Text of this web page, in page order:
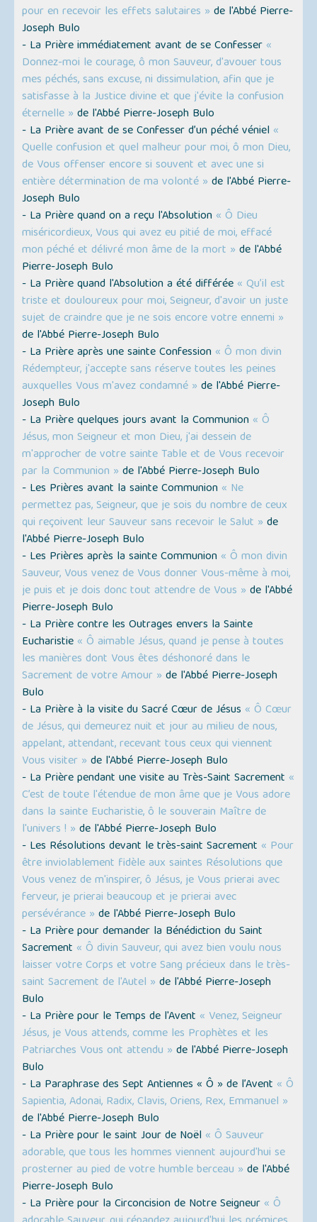
pour en recevoir les effets salutaires » de l'Abbé Pierre-
Joseph Bulo
- La Prière immédiatement avant de se Confesser «
Donnez-moi le courage, ô mon Sauveur, d'avouer tous
mes péchés, sans excuse, ni dissimulation, afin que je
satisfasse à la Justice divine et que j'évite la confusion
éternelle » de l'Abbé Pierre-Joseph Bulo
- La Prière avant de se Confesser d’un péché véniel «
Quelle confusion et quel malheur pour moi, ô mon Dieu,
de Vous offenser encore si souvent et avec une si
entière détermination de ma volonté » de l'Abbé Pierre-
Joseph Bulo
- La Prière quand on a reçu l'Absolution « Ô Dieu
miséricordieux, Vous qui avez eu pitié de moi, effacé
mon péché et délivré mon âme de la mort » de l'Abbé
Pierre-Joseph Bulo
- La Prière quand l'Absolution a été différée « Qu’il est
triste et douloureux pour moi, Seigneur, d'avoir un juste
sujet de craindre que je ne sois encore votre ennemi »
de l'Abbé Pierre-Joseph Bulo
- La Prière après une sainte Confession « Ô mon divin
Rédempteur, j'accepte sans réserve toutes les peines
auxquelles Vous m'avez condamné » de l'Abbé Pierre-
Joseph Bulo
- La Prière quelques jours avant la Communion « Ô
Jésus, mon Seigneur et mon Dieu, j'ai dessein de
m'approcher de votre sainte Table et de Vous recevoir
par la Communion » de l'Abbé Pierre-Joseph Bulo
- Les Prières avant la sainte Communion « Ne
permettez pas, Seigneur, que je sois du nombre de ceux
qui reçoivent leur Sauveur sans recevoir le Salut » de
l'Abbé Pierre-Joseph Bulo
- Les Prières après la sainte Communion « Ô mon divin
Sauveur, Vous venez de Vous donner Vous-même à moi,
je puis et je dois donc tout attendre de Vous » de l'Abbé
Pierre-Joseph Bulo
- La Prière contre les Outrages envers la Sainte
Eucharistie « Ô aimable Jésus, quand je pense à toutes
les manières dont Vous êtes déshonoré dans le
Sacrement de votre Amour » de l'Abbé Pierre-Joseph
Bulo
- La Prière à la visite du Sacré Cœur de Jésus « Ô Cœur
de Jésus, qui demeurez nuit et jour au milieu de nous,
appelant, attendant, recevant tous ceux qui viennent
Vous visiter » de l'Abbé Pierre-Joseph Bulo
- La Prière pendant une visite au Très-Saint Sacrement «
C’est de toute l'étendue de mon âme que je Vous adore
dans la sainte Eucharistie, ô le souverain Maître de
l'univers ! » de l'Abbé Pierre-Joseph Bulo
- Les Résolutions devant le très-saint Sacrement « Pour
être inviolablement fidèle aux saintes Résolutions que
Vous venez de m'inspirer, ô Jésus, je Vous prierai avec
ferveur, je prierai beaucoup et je prierai avec
persévérance » de l'Abbé Pierre-Joseph Bulo
- La Prière pour demander la Bénédiction du Saint
Sacrement « Ô divin Sauveur, qui avez bien voulu nous
laisser votre Corps et votre Sang précieux dans le très-
saint Sacrement de l'Autel » de l'Abbé Pierre-Joseph
Bulo
- La Prière pour le Temps de l'Avent « Venez, Seigneur
Jésus, je Vous attends, comme les Prophètes et les
Patriarches Vous ont attendu » de l'Abbé Pierre-Joseph
Bulo
- La Paraphrase des Sept Antiennes « Ô » de l’Avent « Ô
Sapientia, Adonai, Radix, Clavis, Oriens, Rex, Emmanuel »
de l'Abbé Pierre-Joseph Bulo
- La Prière pour le saint Jour de Noël « Ô Sauveur
adorable, que tous les hommes viennent aujourd'hui se
prosterner au pied de votre humble berceau » de l'Abbé
Pierre-Joseph Bulo
- La Prière pour la Circoncision de Notre Seigneur « Ô